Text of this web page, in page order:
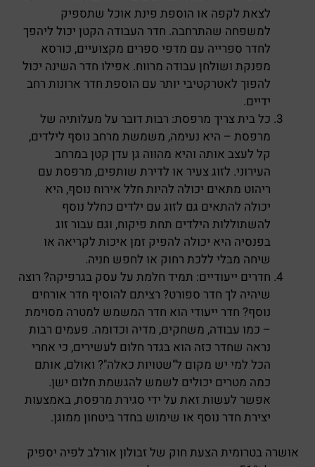
לצאת לקפה או הוספת פינת אוכל שתספיק
למשפחה שהתרחבה. חדר העבודה הקטן יכול ליהפך
לחדר ספרייה עם מדפי ספרים מקצועיים, כורסא
מפנקת ושולחן עבודה מרווח. אפילו חדר השינה יכול
להפוך לאטרקטיבי יותר עם הוספת חדר ארונות רחב
ידיים.
כל בית צריך מרפסת: רבות דובר על מעלותיה של
מרפסת – היא נעימה, משמשת מרחב נוסף לילדים,
קל לעצב אותה והיא מהווה גן עדן קטן במרחב
העירוני. לזוג צעיר או לדירת שותפים, מרפסת עם
ריהוט מתאים יכולה להיות חלל אירוח נוסף, היא
יכולה להתאים גם לזוג עם ילדים כחלל נוסף
להשתוללות הילדים תחת פיקוח, וגם עבור זוג
בפנסיה היא יכולה להפיק זמן איכות לקריאה או
שיחה מבלי ללכת רחוק או לחפש חניה.
חדרים ייעודיים: תמיד חלמת על עסק בגרפיקה? רוצה
שיהיה לך חדר ספורט? רציתם להוסיף חדר אורחים
נוסף? חדר ייעודי הוא חדר המשמש למטרה מסוימת
– כמו עבודה, משחקים, מדיה וכדומה. פעמים רבות
נראה שחדר כזה הוא בגדר חלום לעשירים, כי אחרי
הכל למי יש מקום ל"שטויות כאלה"? ואולם, אותם
כמה מטרים יכולים לשמש להגשמת חלום ישן.
אפשר לעשות זאת על ידי סגירת מרפסת, באמצעות
יצירת חדר נוסף או שימוש בחדר ביטחון ממוגן.
אושרה בטרומית הצעת חוק של זבולון אורלב לפיה יספיק